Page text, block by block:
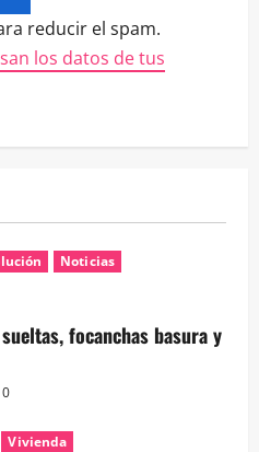
reducir el spam.
los datos de tus
Noticias
focanchas basura y
0
Vivienda